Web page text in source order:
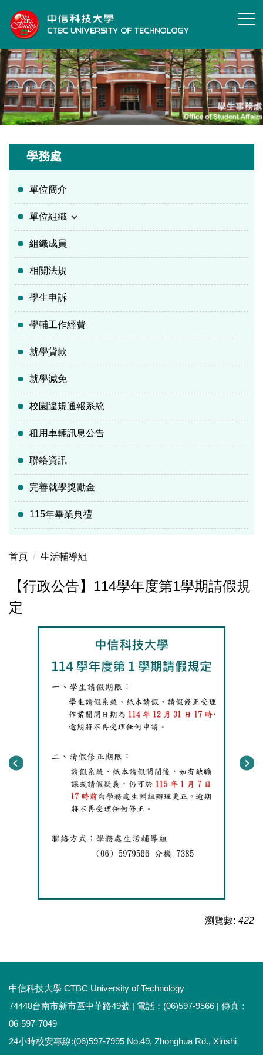
到
主
要
內
容
區
學務處
單位簡介
單位組織
組織成員
相關法規
學生申訴
學輔工作經費
就學貸款
就學減免
校園違規通報系統
租用車輛訊息公告
聯絡資訊
完善就學獎勵金
115年畢業典禮
首頁 生活輔導組
【行政公告】114學年度第1學期請假規
定
瀏覽數: 422
中信科技大學 CTBC University of Technology
74448台南市新市區中華路49號 | 電話：(06)597-9566 | 傳真：
06-597-7049
24小時校安專線:(06)597-7995 No.49, Zhonghua Rd., Xinshi